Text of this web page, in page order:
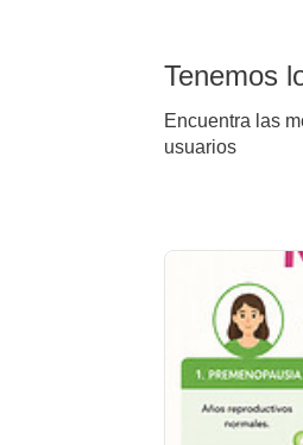
Tenemos
Encuentra las
usuarios